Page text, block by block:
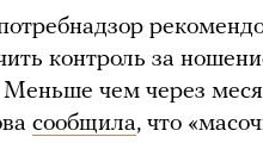
контроль за
чем через
сообщила, что